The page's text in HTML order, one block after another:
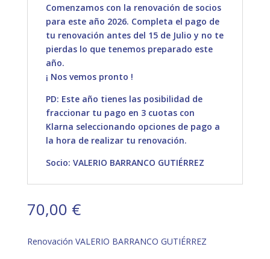
Comenzamos con la renovación de socios
para este año 2026. Completa el pago de
tu renovación antes del 15 de Julio y no te
pierdas lo que tenemos preparado este
año.
¡ Nos vemos pronto !
PD: Este año tienes las posibilidad de
fraccionar tu pago en 3 cuotas con
Klarna seleccionando opciones de pago a
la hora de realizar tu renovación.
Socio: VALERIO BARRANCO GUTIÉRREZ
70,00 €
Renovación VALERIO BARRANCO GUTIÉRREZ